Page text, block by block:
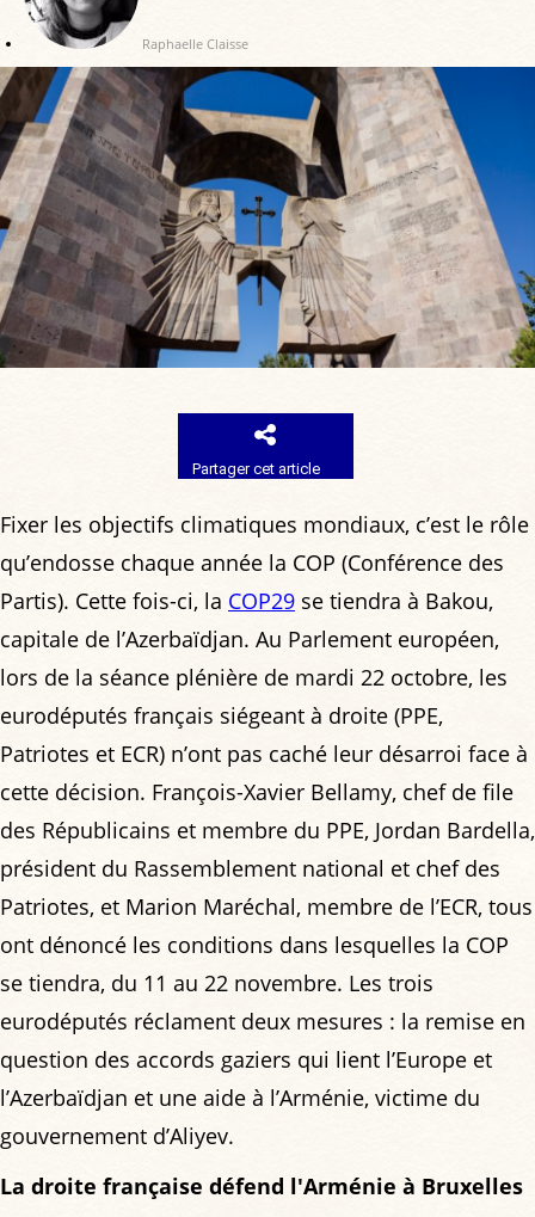
Raphaelle Claisse
Partager cet article
Fixer les objectifs climatiques mondiaux, c’est le rôle
qu’endosse chaque année la COP (Conférence des
Partis). Cette fois-ci, la COP29 se tiendra à Bakou,
capitale de l’Azerbaïdjan. Au Parlement européen,
lors de la séance plénière de mardi 22 octobre, les
eurodéputés français siégeant à droite (PPE,
Patriotes et ECR) n’ont pas caché leur désarroi face à
cette décision. François-Xavier Bellamy, chef de file
des Républicains et membre du PPE, Jordan Bardella,
président du Rassemblement national et chef des
Patriotes, et Marion Maréchal, membre de l’ECR, tous
ont dénoncé les conditions dans lesquelles la COP
se tiendra, du 11 au 22 novembre. Les trois
eurodéputés réclament deux mesures : la remise en
question des accords gaziers qui lient l’Europe et
l’Azerbaïdjan et une aide à l’Arménie, victime du
gouvernement d’Aliyev.
La droite française défend l'Arménie à Bruxelles